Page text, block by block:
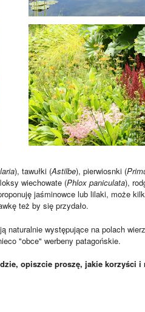
), tawułki (Astilbe), pierwiosnki (
wiechowate (Phlox paniculata),
jaśminowce lub lilaki, może
też by się przydało.
naturalnie występujące na polach
"obce" werbeny patagońskie.
opiszcie proszę, jakie korzyści i